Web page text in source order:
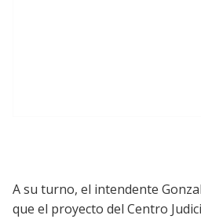
A su turno, el intendente
que el proyecto del Centro